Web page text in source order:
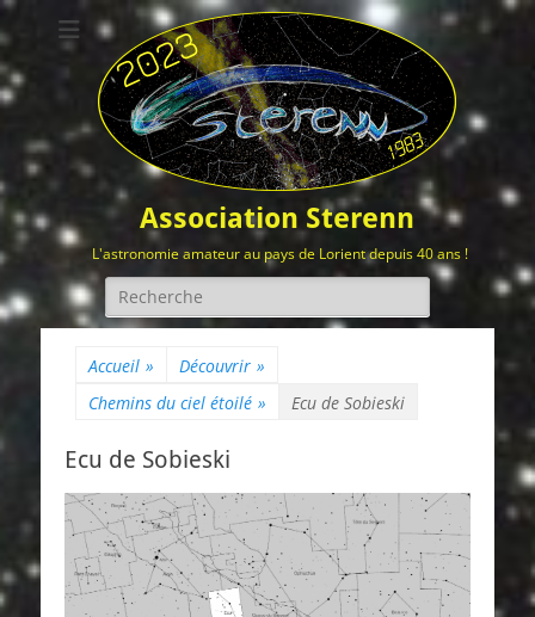
Association Sterenn
L'astronomie amateur au pays de Lorient depuis 40 ans !
Rechercher :
Accueil » Découvrir »
Chemins du ciel étoilé » Ecu de Sobieski
Ecu de Sobieski